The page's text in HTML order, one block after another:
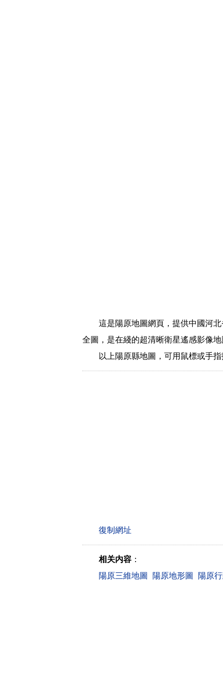
這是陽原地圖網頁，提供中國河
全圖，是在綫的超清晰衛星遙感影像地
以上陽原縣地圖，可用鼠標或手
相关内容 ：
陽原三維地圖
陽原地形圖 陽原